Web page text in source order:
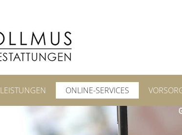
LEISTUNGEN ONLINE-SERVICES